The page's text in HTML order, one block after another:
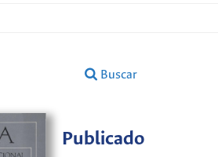
Buscar
Publicado